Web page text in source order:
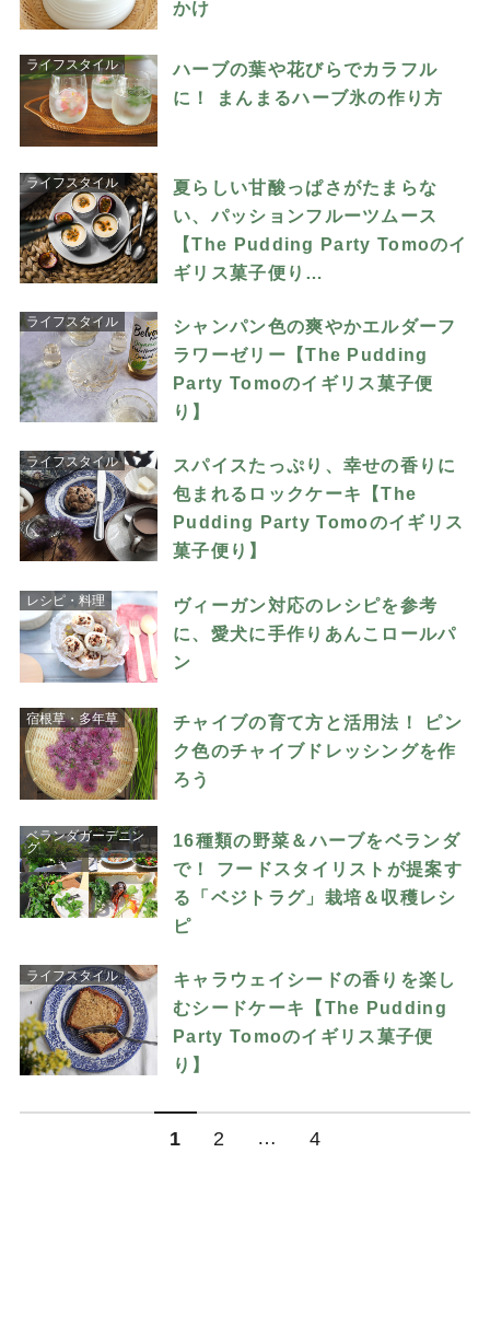
かけ
ライフスタイル
ハーブの葉や花びらでカラフル
に！ まんまるハーブ氷の作り方
ライフスタイル
夏らしい甘酸っぱさがたまらな
い、パッションフルーツムース
【The Pudding Party Tomoのイ
ギリス菓子便り…
ライフスタイル
シャンパン色の爽やかエルダーフ
ラワーゼリー【The Pudding
Party Tomoのイギリス菓子便
り】
ライフスタイル
スパイスたっぷり、幸せの香りに
包まれるロックケーキ【The
Pudding Party Tomoのイギリス
菓子便り】
レシピ・料理
ヴィーガン対応のレシピを参考
に、愛犬に手作りあんこロールパ
ン
宿根草・多年草
チャイブの育て方と活用法！ ピン
ク色のチャイブドレッシングを作
ろう
ベランダガーデニン
グ
16種類の野菜＆ハーブをベランダ
で！ フードスタイリストが提案す
る「ベジトラグ」栽培＆収穫レシ
ピ
ライフスタイル
キャラウェイシードの香りを楽し
むシードケーキ【The Pudding
Party Tomoのイギリス菓子便
り】
1 2 … 4